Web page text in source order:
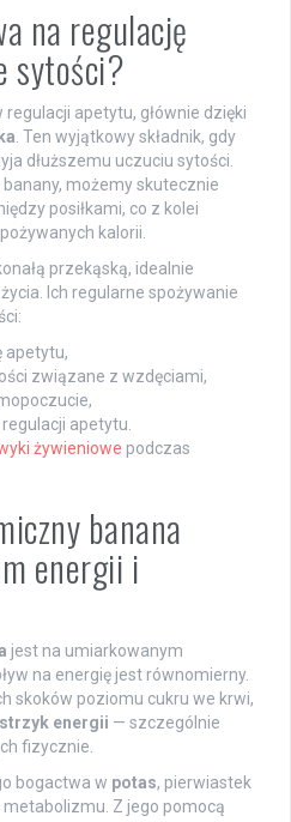
na regulację
sytości?
regulacji apetytu, głównie dzięki
. Ten wyjątkowy składnik, gdy
dłuższemu uczuciu sytości.
banany, możemy skutecznie
posiłkami, co z kolei
kalorii.
przekąską, idealnie
Ich regularne spożywanie
apetytu,
związane z wzdęciami,
apetytu.
żywieniowe podczas
banana
energii i
jest na umiarkowanym
na energię jest równomierny.
skoków poziomu cukru we krwi,
energii — szczególnie
fizycznie.
bogactwa w potas, pierwiastek
Z jego pomocą